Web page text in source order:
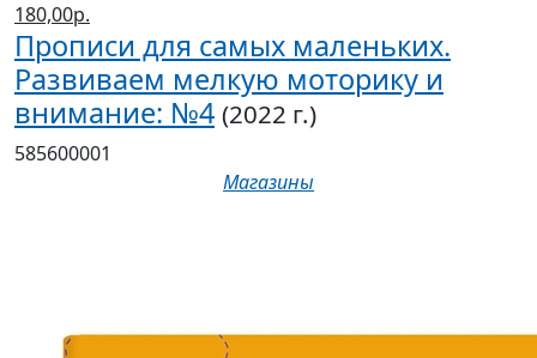
180,00р.
Прописи для самых маленьких.
Развиваем мелкую моторику и
внимание: №4 (2022 г.)
585600001
Магазины